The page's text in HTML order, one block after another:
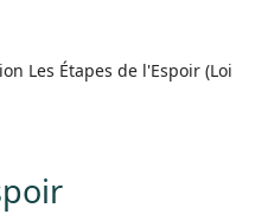
Les Étapes de l'Espoir (Loi